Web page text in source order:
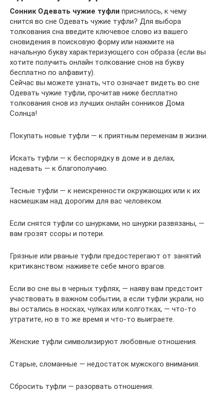
Сонник Одевать чужие туфли приснилось, к чему
снится во сне Одевать чужие туфли? Для выбора
толкования сна введите ключевое слово из вашего
сновидения в поисковую форму или нажмите на
начальную букву характеризующего сон образа (если вы
хотите получить онлайн толкование снов на букву
бесплатно по алфавиту).
Сейчас вы можете узнать, что означает видеть во сне
Одевать чужие туфли, прочитав ниже бесплатно
толкования снов из лучших онлайн сонников Дома
Солнца!
Покупать новые туфли — к приятным переменам в жизни.
Искать туфли — к беспорядку в доме и в делах,
надевать — к благополучию.
Тесные туфли — к неискренности окружающих или к их
насмешкам над дорогим для вас человеком.
Если снятся туфли со шнурками, но шнурки развязаны, —
вам грозят ссоры и потери.
Грязные или рваные туфли предостерегают от занятий
критиканством: наживете себе много врагов.
Если во сне вы в черных туфлях, — наяву вам предстоит
участвовать в важном событии, а если туфли украли, но
вы остались в носках, чулках или колготках, — что-то
утратите, но в то же время и что-то выиграете.
Женские туфли символизируют любовные отношения.
Старые, сломанные — недостаток мужского внимания.
Сбросить туфли — разорвать отношения.